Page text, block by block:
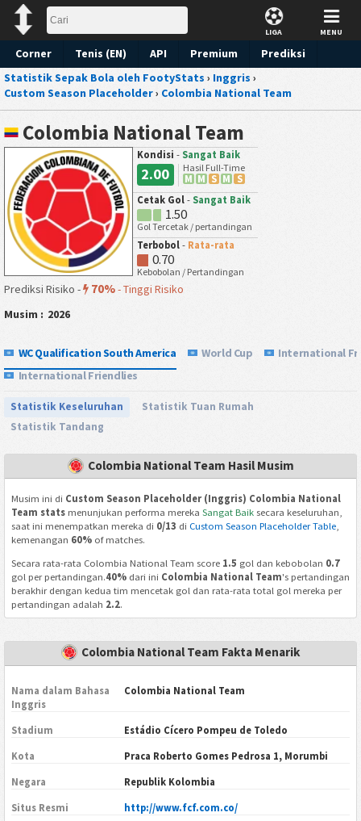
LIGA MENU
Corner Tenis (EN) API Premium
Prediksi
Statistik Sepak Bola oleh FootyStats › Inggris ›
Custom Season Placeholder› Colombia National Team
Colombia National Team
Kondisi - Sangat Baik
2.00
Hasil Full-Time
M M S M
S
Cetak Gol - Sangat Baik
1.50
Gol Tercetak / pertandingan
Terbobol - Rata-rata
0.70
Kebobolan / Pertandingan
Prediksi Risiko - 70%-Tinggi Risiko
Musim : 2026
WC Qualification South America World Cup
International
International Friendlies
Statistik Keseluruhan
Statistik Tuan Rumah
Statistik Tandang
Colombia National Team Hasil Musim
Musim ini di Custom Season Placeholder (Inggris) Colombia National
Team statsmenunjukan performa mereka Sangat Baiksecara keseluruhan,
saat ini menempatkan mereka di 0/13 di Custom Season Placeholder Table,
kemenangan 60%of matches.
Secara rata-rata Colombia National Team score 1.5 gol dan kebobolan 0.7
gol per pertandingan.40%dari ini Colombia National Team's pertandingan
berakhir dengan kedua tim mencetak gol dan rata-rata total gol mereka per
pertandingan adalah 2.2.
Colombia National Team Fakta Menarik
Nama dalam Bahasa
Inggris
Colombia National Team
Stadium Estádio Cícero Pompeu de Toledo
Kota Praca Roberto Gomes Pedrosa 1, Morumbi
Negara Republik Kolombia
Situs Resmi http://www.fcf.com.co/